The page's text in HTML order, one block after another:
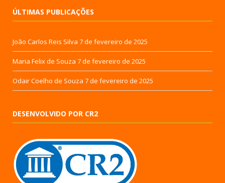
ÚLTIMAS PUBLICAÇÕES
João Carlos Reis Silva 7 de fevereiro de 2025
Maria Felix de Souza 7 de fevereiro de 2025
Odair Coelho de Souza 7 de fevereiro de 2025
DESENVOLVIDO POR CR2